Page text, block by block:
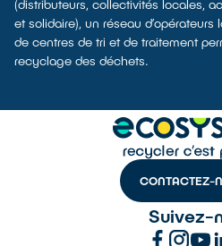
(distributeurs, collectivités locales,
et solidaire), un réseau d’opérateurs
de centres de tri et de traitement
recyclage des déchets.
CONTACTEZ-
Suivez-